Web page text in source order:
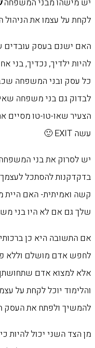
יש מישהו מבני המשפחה
לקחת על עצמו את הניהול
האם ישנם בעסק עובדים
להיות ילדיך, נכדיך,
כל עסק ובני המשפחה
לבדוק גם בני משפחה
הצעיר שאו-טו-טו מסיים
עשה EXIT 🙂
יש לסרוק את בני
בדקדקנות להסתכל
קשה ואמיתית- האם היית
שלך גם אם לא היו בני
אם התשובה היא כן
לחפש אדם מושלם וללא
אלא למצוא אדם
והלימוד יוכל לקחת על
להמשיך ולפתח את
מן הצד השני יכול להיות